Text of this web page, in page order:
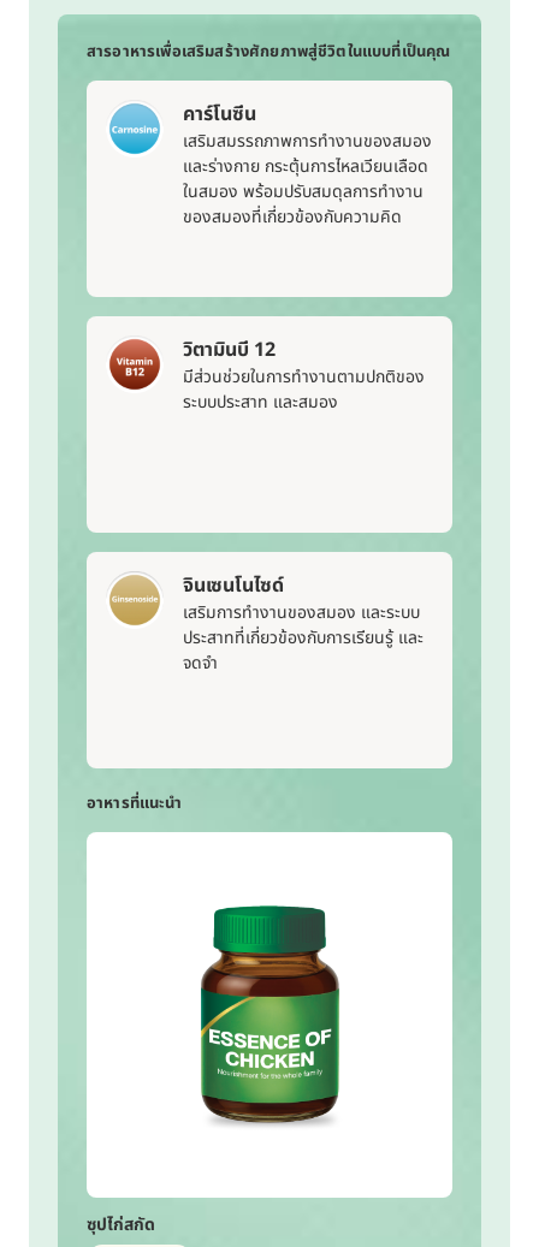
สารอาหารเพื่อเสริมสร้างศักยภาพสู่ชีวิตในแบบที่เป็นคุณ
คาร์โนซีน
เสริมสมรรถภาพการทำงานของสมอง
และร่างกาย กระตุ้นการไหลเวียนเลือด
ในสมอง พร้อมปรับสมดุลการทำงาน
ของสมองที่เกี่ยวข้องกับความคิด
วิตามินบี 12
มีส่วนช่วยในการทำงานตามปกติของ
ระบบประสาท และสมอง
จินเซนโนไซด์
เสริมการทำงานของสมอง และระบบ
ประสาทที่เกี่ยวข้องกับการเรียนรู้ และ
จดจำ
อาหารที่แนะนำ
ซุปไก่สกัด